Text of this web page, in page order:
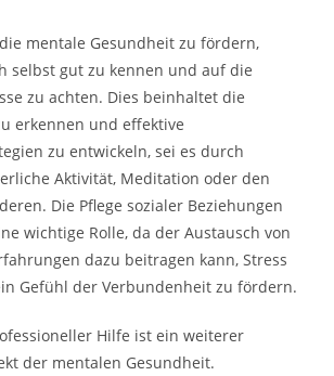
mentale Gesundheit zu fördern,
selbst gut zu kennen und auf die
zu achten. Dies beinhaltet die
erkennen und effektive
zu entwickeln, sei es durch
Aktivität, Meditation oder den
Die Pflege sozialer Beziehungen
wichtige Rolle, da der Austausch von
dazu beitragen kann, Stress
Gefühl der Verbundenheit zu fördern.
Hilfe ist ein weiterer
der mentalen Gesundheit.